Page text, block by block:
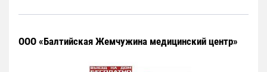
ООО «Балтийская Жемчужина медицинский центр»